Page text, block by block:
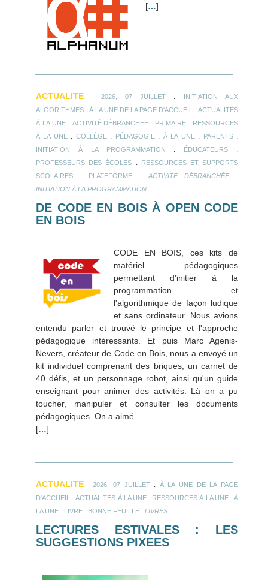
[…]
ACTUALITE 2026, 07 JUILLET
INITIATION AUX
ALGORITHMES
À LA UNE DE LA PAGE D'ACCUEIL
ACTUALITÉS
À LA UNE. ACTIVITÉ DÉBRANCHÉE PRIMAIRE
RESSOURCES
À LA UNE. COLLÈGE. PÉDAGOGIE. À LA UNE. PARENTS.
INITIATION À LA PROGRAMMATION ÉDUCATEURS
PROFESSEURS DES ÉCOLES
RESSOURCES ET SUPPORTS
SCOLAIRES
PLATEFORME ACTIVITÉ DÉBRANCHÉE.
INITIATION À LA PROGRAMMATION
DE CODE EN BOIS À OPEN CODE
EN BOIS
CODE EN BOIS, ces kits de
matériel pédagogiques
permettant d'initier à la
programmation et
l'algorithmique de façon ludique
et sans ordinateur. Nous avions
entendu parler et trouvé le principe et l'approche
pédagogique intéressants. Et puis Marc Agenis-
Nevers, créateur de Code en Bois, nous a envoyé un
kit individuel comprenant des briques, un carnet de
40 défis, et un personnage robot, ainsi qu'un guide
enseignant pour animer des activités. Là on a pu
toucher, manipuler et consulter les documents
pédagogiques. On a aimé.
[…]
ACTUALITE 2026, 07 JUILLET. À LA UNE DE LA PAGE
D'ACCUEIL
.ACTUALITÉS À LA UNE. RESSOURCES À LA UNE.À
LA UNE
LIVRE BONNE FEUILLE LIVRES
LECTURES ESTIVALES : LES
SUGGESTIONS PIXEES